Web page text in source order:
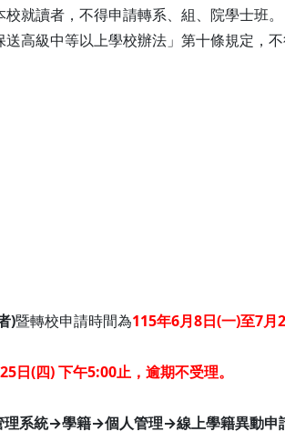
就讀者，不得申請轉系、組、院學士班。
高級中等以上學校辦法」第十條規定，
)暨轉校申請時間為115年6月8日(一)至7月
日(四) 下午5:00止，逾期不受理。
系統→學籍→個人管理→線上學籍異動申